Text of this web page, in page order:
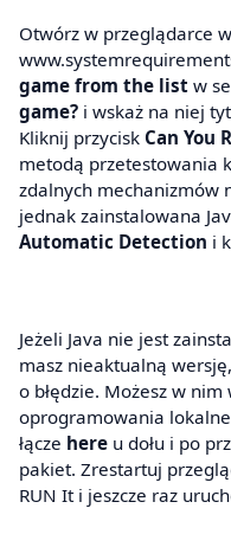
Otwórz w przeglądarce
game from the list w
game? i wskaż na niej
Kliknij przycisk Can You
metodą przetestowania
zdalnych mechanizmów
jednak zainstalowana
Automatic Detection i
Jeżeli Java nie jest
masz nieaktualną
o błędzie. Możesz w
oprogramowania
łącze here u dołu i po
pakiet. Zrestartuj
RUN It i jeszcze raz